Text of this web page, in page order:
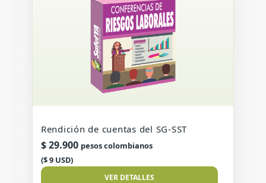
Rendición de cuentas del SG-SST
$29.900 pesos colombianos
($ 9 USD)
VER DETALLES